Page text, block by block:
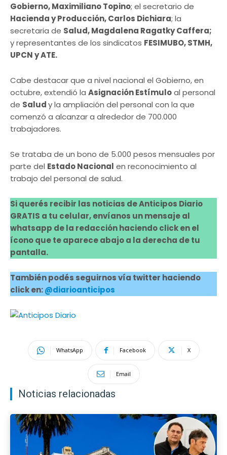
Gobierno, Maximiliano Topino; el secretario de
Hacienda y Producción, Carlos Dichiara; la
secretaria de Salud, Magdalena Ragatky Caffera;
y representantes de los sindicatos FESIMUBO, STMH,
UPCN y ATE.
Cabe destacar que a nivel nacional el Gobierno, en
octubre, extendió la Asignación Estímuloal personal
de Saludy la ampliación del personal con la que
comenzó a alcanzar a alrededor de 700.000
trabajadores.
Se trataba de un bono de 5.000 pesos mensuales por
parte del Estado Nacional en reconocimiento al
trabajo del personal de salud.
Si querés recibir las noticias de Anticipos Diario
GRATIS a tu celular, envíanos un mensaje al
whatsapp de la redacción haciendo click en el
ícono que te aparece abajo a la derecha de tu
pantalla.
También podés seguirnos vía twitter haciendo
click en:@diarioanticipos
WhatsApp Facebook X
Email
Noticias relacionadas